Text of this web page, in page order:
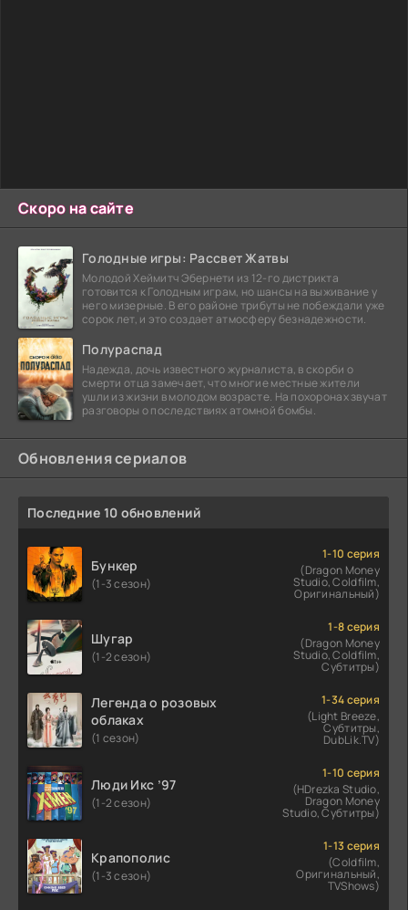
Скоро на сайте
Голодные игры: Рассвет Жатвы
Молодой Хеймитч Эбернети из 12-го дистрикта
готовится к Голодным играм, но шансы на выживание у
него мизерные. В его районе трибуты не побеждали уже
сорок лет, и это создает атмосферу безнадежности.
Полураспад
Надежда, дочь известного журналиста, в скорби о
смерти отца замечает, что многие местные жители
ушли из жизни в молодом возрасте. На похоронах звучат
разговоры о последствиях атомной бомбы.
Обновления сериалов
Последние 10 обновлений
Бункер
(1-3 сезон)
1-10 серия
(Dragon Money
Studio, Coldfilm,
Оригинальный)
Шугар
(1-2 сезон)
1-8 серия
(Dragon Money
Studio, Coldfilm,
Субтитры)
Легенда о розовых
облаках
(1 сезон)
1-34 серия
(Light Breeze,
Субтитры,
DubLik.TV)
Люди Икс ’97
(1-2 сезон)
1-10 серия
(HDrezka Studio,
Dragon Money
Studio, Субтитры)
Крапополис
(1-3 сезон)
1-13 серия
(Coldfilm,
Оригинальный,
TVShows)